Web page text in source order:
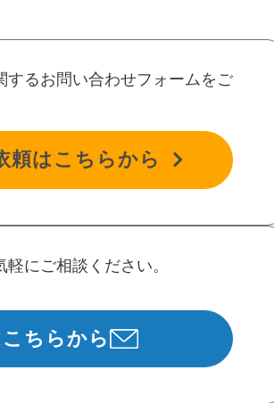
するお問い合わせフォームをご
頼はこちらから
にご相談ください。
ちらから